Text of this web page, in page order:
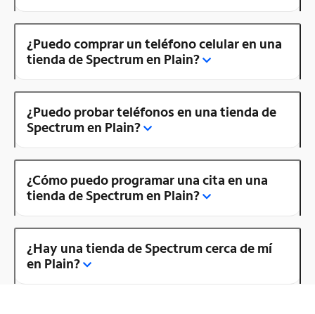
¿Puedo comprar un teléfono celular en una
tienda de Spectrum en Plain?
¿Puedo probar teléfonos en una tienda de
Spectrum en Plain?
¿Cómo puedo programar una cita en una
tienda de Spectrum en Plain?
¿Hay una tienda de Spectrum cerca de mí
en Plain?